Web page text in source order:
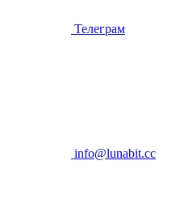
Телеграм
info@lunabit.cc